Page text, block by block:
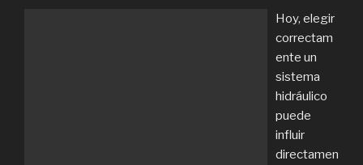
Hoy, elegir
correctam
ente un
sistema
hidráulico
puede
influir
directamen